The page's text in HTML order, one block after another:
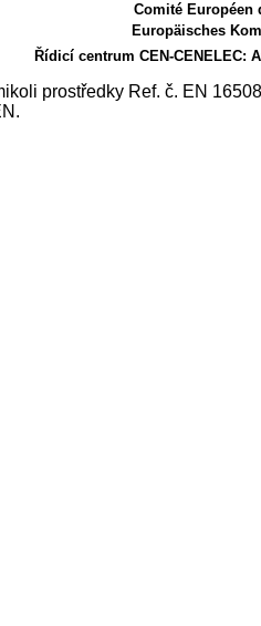
Comité Européen
Europäisches
Řídicí centrum CEN-CENELEC:
prostředky Ref. č. EN